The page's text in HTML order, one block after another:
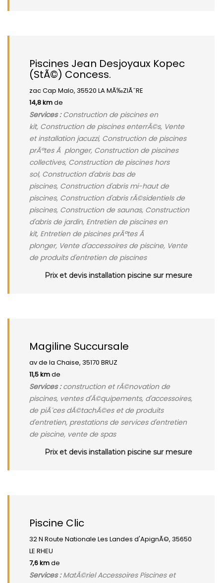
Piscines Jean Desjoyaux Kopec
(StÃ©) Concess.
zac Cap Malo, 35520 LA MÃ‰ZIÃˆRE
14,8 kmde
Services :Construction de piscines en
kit, Construction de piscines enterrÃ©s, Vente
et installation jacuzzi, Construction de piscines
prÃªtes Ã plonger, Construction de piscines
collectives, Construction de piscines hors
sol, Construction d'abris bas de
piscines, Construction d'abris mi-haut de
piscines, Construction d'abris rÃ©sidentiels de
piscines, Construction de saunas, Construction
d'abris de jardin, Entretien de piscines en
kit, Entretien de piscines prÃªtes Ã
plonger, Vente d'accessoires de piscine, Vente
de produits d'entretien de piscines
Prix et devis installation piscine sur mesure
Magiline Succursale
av de la Chaise, 35170 BRUZ
11,5 kmde
Services :construction et rÃ©novation de
piscines, ventes d'Ã©quipements, d'accessoires,
de piÃ¨ces dÃ©tachÃ©es et de produits
d'entretien, prestations de services d'entretien
de piscine, vente de spas
Prix et devis installation piscine sur mesure
Piscine Clic
32 N Route Nationale Les Landes d'ApignÃ©, 35650
LE RHEU
7,6 kmde
Services :MatÃ©riel Accessoires Piscines et